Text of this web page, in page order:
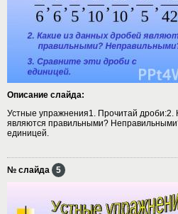
Описание слайда:
Устные упражнения1. Прочитай дроби:2.
являются правильными?
единицей.
№ слайда 5